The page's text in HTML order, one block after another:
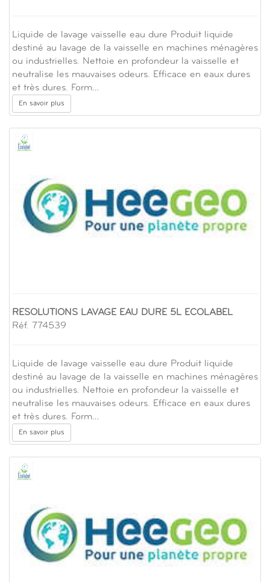
Liquide de lavage vaisselle eau dure Produit liquide
destiné au lavage de la vaisselle en machines ménagères
ou industrielles. Nettoie en profondeur la vaisselle et
neutralise les mauvaises odeurs. Efficace en eaux dures
et très dures. Form…
En savoir plus
RESOLUTIONS LAVAGE EAU DURE 5L ECOLABEL
Réf. 774539
Liquide de lavage vaisselle eau dure Produit liquide
destiné au lavage de la vaisselle en machines ménagères
ou industrielles. Nettoie en profondeur la vaisselle et
neutralise les mauvaises odeurs. Efficace en eaux dures
et très dures. Form…
En savoir plus